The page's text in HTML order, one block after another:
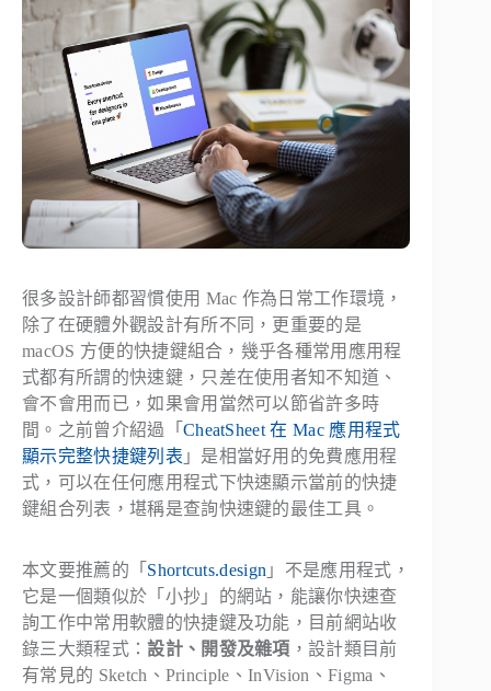
很多設計師都習慣使用 Mac 作為日常工作環境，
除了在硬體外觀設計有所不同，更重要的是
macOS 方便的快捷鍵組合，幾乎各種常用應用程
式都有所謂的快速鍵，只差在使用者知不知道、
會不會用而已，如果會用當然可以節省許多時
間。之前曾介紹過「 CheatSheet 在 Mac 應用程式
顯示完整快捷鍵列表 」是相當好用的免費應用程
式，可以在任何應用程式下快速顯示當前的快捷
鍵組合列表，堪稱是查詢快速鍵的最佳工具。
本文要推薦的「 Shortcuts.design 」不是應用程式，
它是一個類似於「小抄」的網站，能讓你快速查
詢工作中常用軟體的快捷鍵及功能，目前網站收
錄三大類程式：設計、開發及雜項 ，設計類目前
有常見的 Sketch、Principle、InVision、Figma、